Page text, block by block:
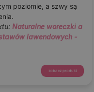
poziomie, a szwy są
Naturalne woreczki a
lawendowych -
zobacz produkt